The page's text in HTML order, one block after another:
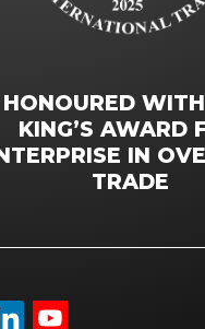
HONOURED
KING’S AWARD
IN
TRADE